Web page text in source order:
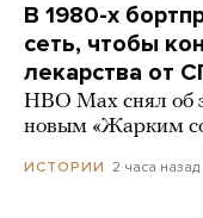
В 1980-х
сеть, чтобы
лекарства от
HBO Max снял об
новым «Жарким
ИСТОРИИ 2 часа назад